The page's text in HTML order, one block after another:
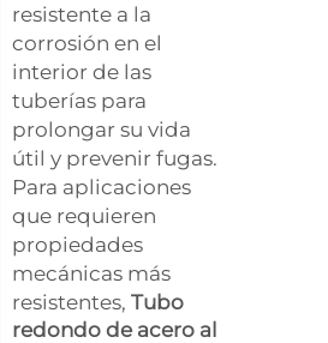
resistente a la
corrosión en el
interior de las
tuberías para
prolongar su vida
útil y prevenir fugas.
Para aplicaciones
que requieren
propiedades
mecánicas más
resistentes, Tubo
redondo de acero al